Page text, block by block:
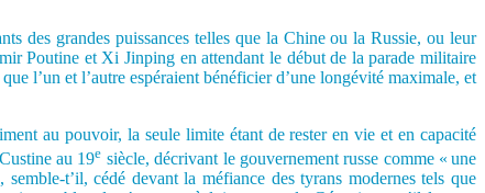
des grandes puissances telles que la Chine ou la Russie, ou leur
Poutine et Xi Jinping en attendant le début de la parade militaire
l’un et l’autre espéraient bénéficier d’une longévité maximale, et
au pouvoir, la seule limite étant de rester en vie et en capacité
au 19e siècle, décrivant le gouvernement russe comme « une
t’il, cédé devant la méfiance des tyrans modernes tels que